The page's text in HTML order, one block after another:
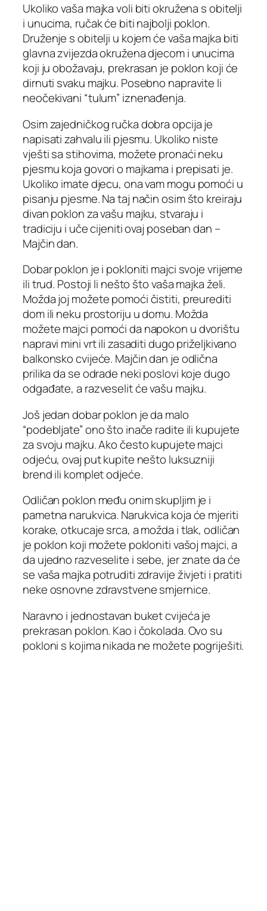
Ukoliko vaša majka voli biti okružena s obitelji
i unucima, ručak će biti najbolji poklon.
Druženje s obitelji u kojem će vaša majka biti
glavna zvijezda okružena djecom i unucima
koji ju obožavaju, prekrasan je poklon koji će
dirnuti svaku majku. Posebno napravite li
neočekivani “tulum” iznenađenja.
Osim zajedničkog ručka dobra opcija je
napisati zahvalu ili pjesmu. Ukoliko niste
vješti sa stihovima, možete pronaći neku
pjesmu koja govori o majkama i prepisati je.
Ukoliko imate djecu, ona vam mogu pomoći u
pisanju pjesme. Na taj način osim što kreiraju
divan poklon za vašu majku, stvaraju i
tradiciju i uče cijeniti ovaj poseban dan –
Majčin dan.
Dobar poklon je i pokloniti majci svoje vrijeme
ili trud. Postoji li nešto što vaša majka želi.
Možda joj možete pomoći čistiti, preurediti
dom ili neku prostoriju u domu. Možda
možete majci pomoći da napokon u dvorištu
napravi mini vrt ili zasaditi dugo priželjkivano
balkonsko cvijeće. Majčin dan je odlična
prilika da se odrade neki poslovi koje dugo
odgađate, a razveselit će vašu majku.
Još jedan dobar poklon je da malo
“podebljate” ono što inače radite ili kupujete
za svoju majku. Ako često kupujete majci
odjeću, ovaj put kupite nešto luksuzniji
brend ili komplet odjeće.
Odličan poklon među onim skupljim je i
pametna narukvica. Narukvica koja će mjeriti
korake, otkucaje srca, a možda i tlak, odličan
je poklon koji možete pokloniti vašoj majci, a
da ujedno razveselite i sebe, jer znate da će
se vaša majka potruditi zdravije živjeti i pratiti
neke osnovne zdravstvene smjernice.
Naravno i jednostavan buket cvijeća je
prekrasan poklon. Kao i čokolada. Ovo su
pokloni s kojima nikada ne možete pogriješiti.